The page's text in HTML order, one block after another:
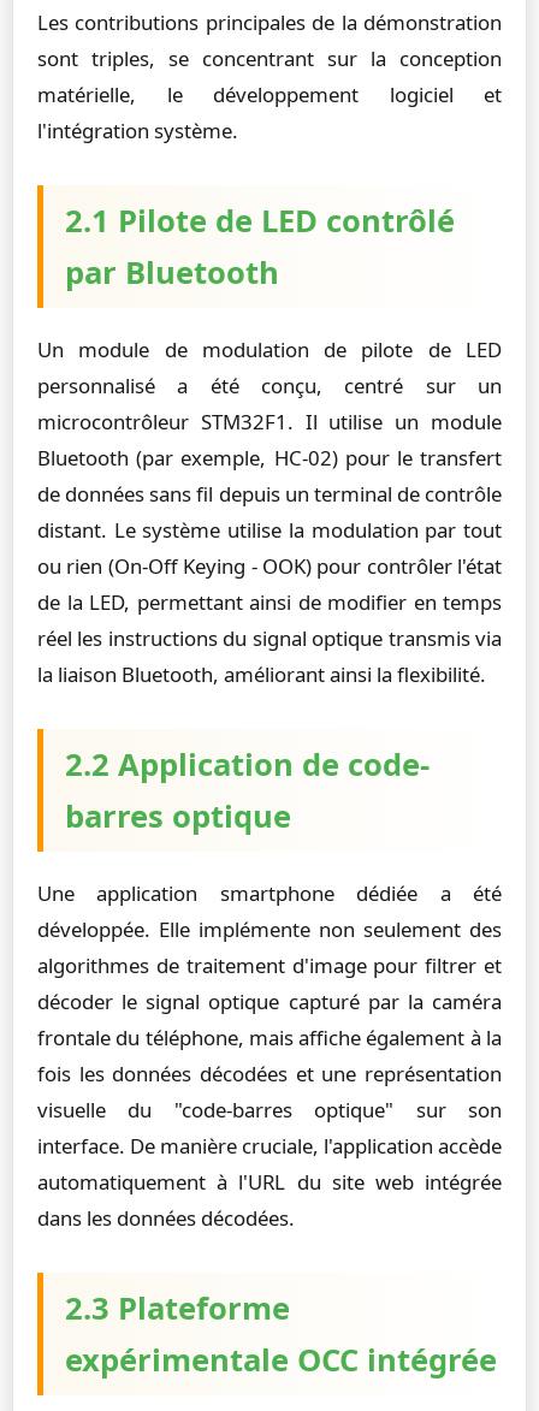
Les contributions principales de la démonstration
sont triples, se concentrant sur la conception
matérielle, le développement logiciel et
l'intégration système.
2.1 Pilote de LED contrôlé
par Bluetooth
Un module de modulation de pilote de LED
personnalisé a été conçu, centré sur un
microcontrôleur STM32F1. Il utilise un module
Bluetooth (par exemple, HC-02) pour le transfert
de données sans fil depuis un terminal de contrôle
distant. Le système utilise la modulation par tout
ou rien (On-Off Keying - OOK) pour contrôler l'état
de la LED, permettant ainsi de modifier en temps
réel les instructions du signal optique transmis via
la liaison Bluetooth, améliorant ainsi la flexibilité.
2.2 Application de code-
barres optique
Une application smartphone dédiée a été
développée. Elle implémente non seulement des
algorithmes de traitement d'image pour filtrer et
décoder le signal optique capturé par la caméra
frontale du téléphone, mais affiche également à la
fois les données décodées et une représentation
visuelle du "code-barres optique" sur son
interface. De manière cruciale, l'application accède
automatiquement à l'URL du site web intégrée
dans les données décodées.
2.3 Plateforme
expérimentale OCC intégrée